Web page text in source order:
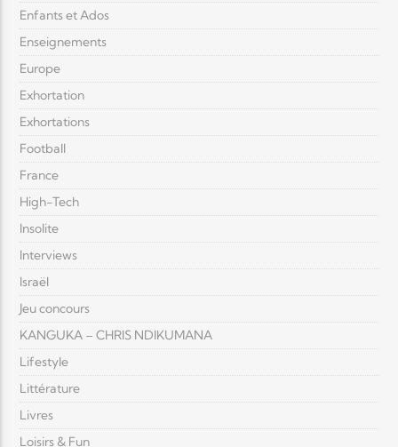
Enfants et Ados
Enseignements
Europe
Exhortation
Exhortations
Football
France
High-Tech
Insolite
Interviews
Israël
Jeu concours
KANGUKA – CHRIS NDIKUMANA
Lifestyle
Littérature
Livres
Loisirs & Fun